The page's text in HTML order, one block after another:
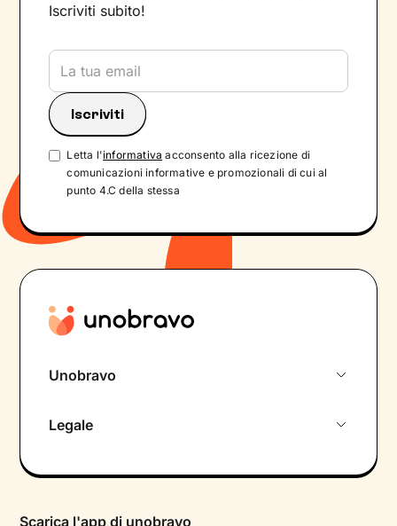
Iscriviti subito!
Letta l'informativa acconsento alla ricezione di
comunicazioni informative e promozionali di cui al
punto 4.C della stessa
Unobravo
Psicologo in chat
Legale
Scarica l'app di unobravo